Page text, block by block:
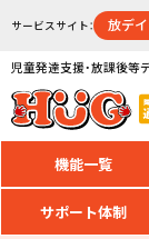
サービスサイト： 放デイ
児童発達支援・放課後等
機能一覧
サポート体制